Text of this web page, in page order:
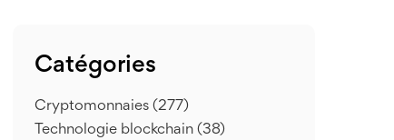
Catégories
Cryptomonnaies (277)
Technologie blockchain (38)